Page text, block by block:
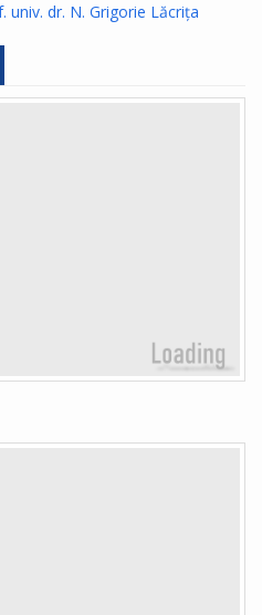
univ. dr. N. Grigorie Lăcrița